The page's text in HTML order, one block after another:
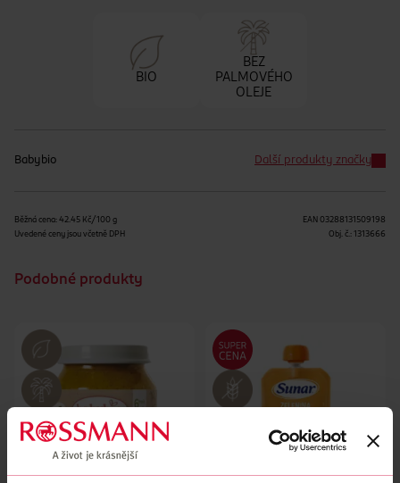
BIO
BEZ
PALMOVÉHO
OLEJE
Babybio Další produkty značky
Běžná cena: 42.45 Kč/100 g
Uvedené ceny jsou včetně DPH
EAN 03288131509198
Obj. č.: 1313666
Podobné produkty